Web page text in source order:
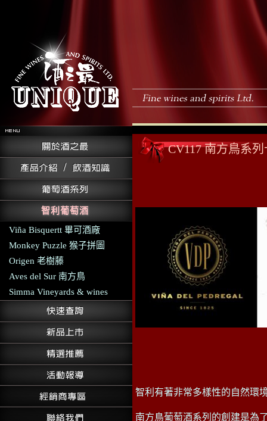
智利葡萄酒
Viña Bisquertt 畢可酒廠
Monkey Puzzle 猴子拼圖
Origen 老樹藤
Aves del Sur 南方鳥
Simma Vineyards & wines
CV117 南方鳥系
智利有著非常多樣性的自然環
南方鳥葡萄酒系列的創建是為